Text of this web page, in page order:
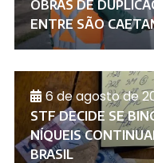
OBRAS DE
ENTRE SÃO
6 de agosto de
STF DECIDE SE
NÍQUEIS
BRASIL